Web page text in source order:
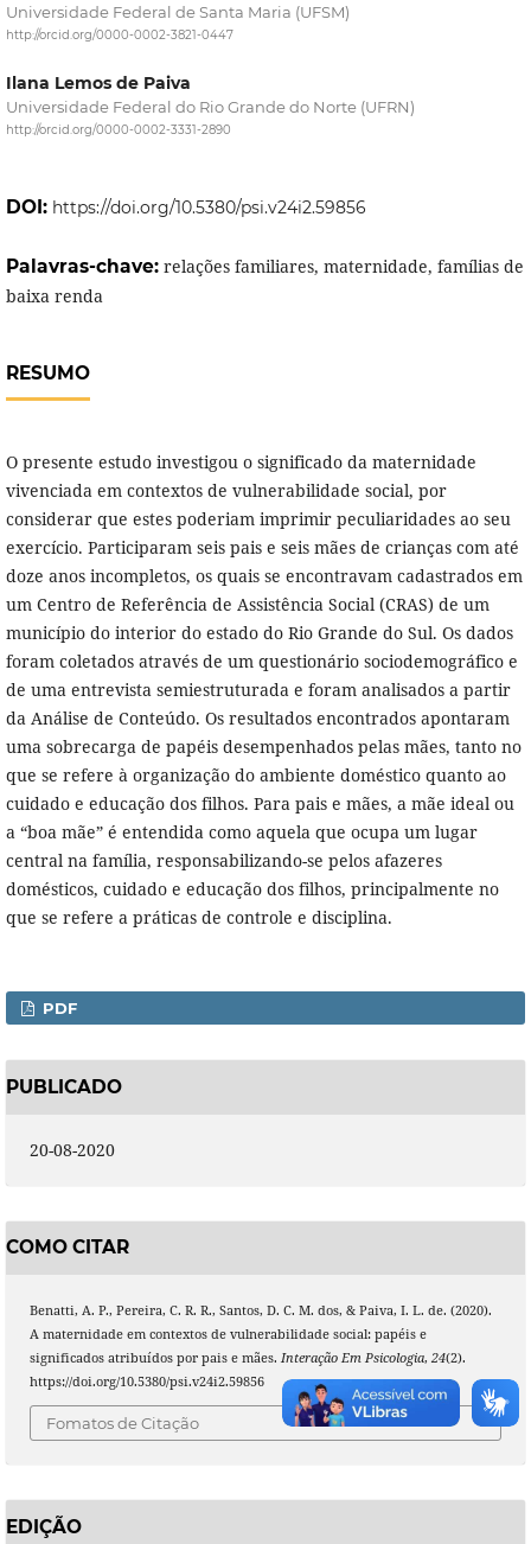
Universidade Federal de Santa Maria (UFSM)
http://orcid.org/0000-0002-3821-0447
Ilana Lemos de Paiva
Universidade Federal do Rio Grande do Norte (UFRN)
http://orcid.org/0000-0002-3331-2890
DOI: https://doi.org/10.5380/psi.v24i2.59856
Palavras-chave: relações familiares, maternidade, famílias de
baixa renda
RESUMO
O presente estudo investigou o significado da maternidade
vivenciada em contextos de vulnerabilidade social, por
considerar que estes poderiam imprimir peculiaridades ao seu
exercício. Participaram seis pais e seis mães de crianças com até
doze anos incompletos, os quais se encontravam cadastrados em
um Centro de Referência de Assistência Social (CRAS) de um
município do interior do estado do Rio Grande do Sul. Os dados
foram coletados através de um questionário sociodemográfico e
de uma entrevista semiestruturada e foram analisados a partir
da Análise de Conteúdo. Os resultados encontrados apontaram
uma sobrecarga de papéis desempenhados pelas mães, tanto no
que se refere à organização do ambiente doméstico quanto ao
cuidado e educação dos filhos. Para pais e mães, a mãe ideal ou
a “boa mãe” é entendida como aquela que ocupa um lugar
central na família, responsabilizando-se pelos afazeres
domésticos, cuidado e educação dos filhos, principalmente no
que se refere a práticas de controle e disciplina.
PDF
PUBLICADO
20-08-2020
COMO CITAR
Benatti, A. P., Pereira, C. R. R., Santos, D. C. M. dos, & Paiva, I. L. de. (2020).
A maternidade em contextos de vulnerabilidade social: papéis e
significados atribuídos por pais e mães. Interação Em Psicologia, 24(2).
https://doi.org/10.5380/psi.v24i2.59856
Fomatos de Citação
EDIÇÃO